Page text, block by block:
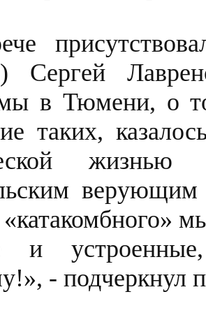
Сергей
в Тюмени, о
таких,
и
- подчеркнул